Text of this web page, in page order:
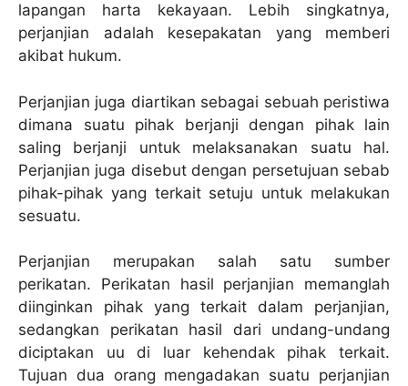
lapangan harta kekayaan. Lebih singkatnya,
perjanjian adalah kesepakatan yang memberi
akibat hukum.
Perjanjian juga diartikan sebagai sebuah peristiwa
dimana suatu pihak berjanji dengan pihak lain
saling berjanji untuk melaksanakan suatu hal.
Perjanjian juga disebut dengan persetujuan sebab
pihak-pihak yang terkait setuju untuk melakukan
sesuatu.
Perjanjian merupakan salah satu sumber
perikatan. Perikatan hasil perjanjian memanglah
diinginkan pihak yang terkait dalam perjanjian,
sedangkan perikatan hasil dari undang-undang
diciptakan uu di luar kehendak pihak terkait.
Tujuan dua orang mengadakan suatu perjanjian